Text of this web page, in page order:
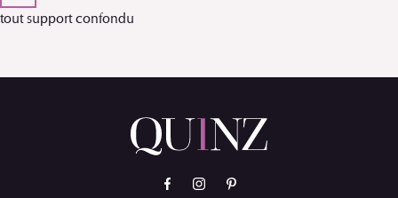
tout support confondu